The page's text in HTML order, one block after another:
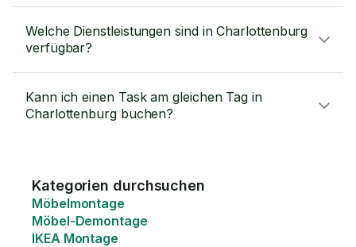
Welche Dienstleistungen sind in Charlottenburg
verfügbar?
Kann ich einen Task am gleichen Tag in
Charlottenburg buchen?
Kategorien durchsuchen
Möbelmontage
Möbel-Demontage
IKEA Montage